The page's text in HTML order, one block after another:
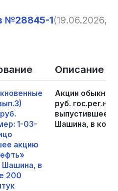
№28845-1(19.06.2026,
Описание
1-03-
акцию
Шашина, в
200
Акции
руб.
выпустившее
Шашина, в